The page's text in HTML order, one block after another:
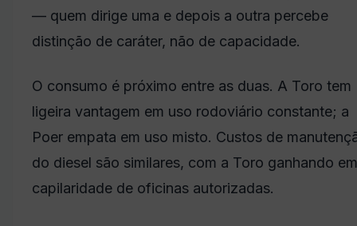
— quem dirige uma e depois a outra percebe
distinção de caráter, não de capacidade.
O consumo é próximo entre as duas. A Toro tem
ligeira vantagem em uso rodoviário constante; a
Poer empata em uso misto. Custos de
do diesel são similares, com a Toro ganhando em
capilaridade de oficinas autorizadas.